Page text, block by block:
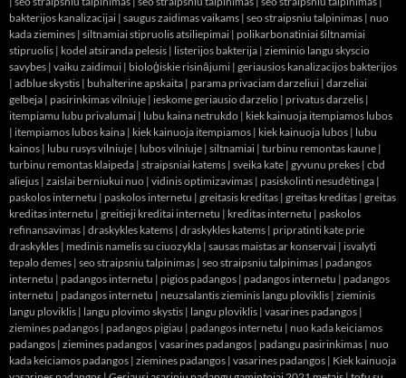
bakterijos kanalizacijai | saugus zaidimas vaikams | seo straipsniu talpinimas | nuo
kada ziemines | siltnamiai stipruolis atsiliepimai | polikarbonatiniai šiltnamiai
stipruolis | kodel atsiranda pelesis | listerijos bakterija | zieminio langu skyscio
savybes | vaiku zaidimui | bioloģiskie risinājumi | geriausios kanalizacijos bakterijos
| adblue skystis | buhalterine apskaita | parama privaciam darzeliui | darzeliai
gelbeja | pasirinkimas vilniuje | ieskome geriausio darzelio | privatus darzelis |
itempiamu lubu privalumai | lubu kaina netrukdo | kiek kainuoja itempiamos lubos
| itempiamos lubos kaina | kiek kainuoja itempiamos | kiek kainuoja lubos | lubu
kainos | lubu rusys vilniuje | lubos vilniuje | siltnamiai | turbinu remontas kaune |
turbinu remontas klaipeda | straipsniai katems | sveika kate | gyvunu prekes | cbd
aliejus | zaislai berniukui nuo | vidinis optimizavimas | pasiskolinti nesudėtinga |
paskolos internetu | paskolos internetu | greitasis kreditas | greitas kreditas | greitas
kreditas internetu | greitieji kreditai internetu | kreditas internetu | paskolos
refinansavimas | draskykles katems | draskykles katems | pripratinti kate prie
draskykles | medinis namelis su ciuozykla | sausas maistas ar konservai | isvalyti
tepalo demes | seo straipsniu talpinimas | seo straipsniu talpinimas | padangos
internetu | padangos internetu | pigios padangos | padangos internetu | padangos
internetu | padangos internetu | neuzsalantis zieminis langu ploviklis | zieminis
langu ploviklis | langu plovimo skystis | langu ploviklis | vasarines padangos |
ziemines padangos | padangos pigiau | padangos internetu | nuo kada keiciamos
padangos | ziemines padangos | vasarines padangos | padangu pasirinkimas | nuo
kada keiciamos padangos | ziemines padangos | vasarines padangos | Kiek kainuoja